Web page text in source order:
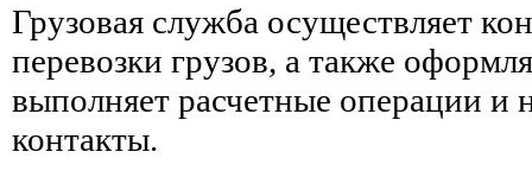
Грузовая служба осуществляет
перевозки грузов, а также
выполняет расчетные операции и
контакты.